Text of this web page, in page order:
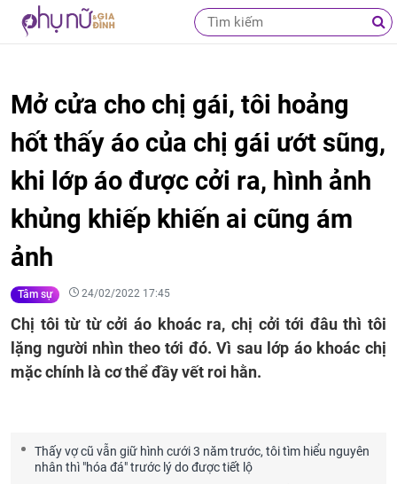
Mở cửa cho chị gái, tôi hoảng
hốt thấy áo của chị gái ướt sũng,
khi lớp áo được cởi ra, hình ảnh
khủng khiếp khiến ai cũng ám
ảnh
Tâm sự 24/02/2022 17:45
Chị tôi từ từ cởi áo khoác ra, chị cởi tới đâu thì tôi
lặng người nhìn theo tới đó. Vì sau lớp áo khoác chị
mặc chính là cơ thể đầy vết roi hằn.
Thấy vợ cũ vẫn giữ hình cưới 3 năm trước, tôi tìm hiểu nguyên
nhân thì "hóa đá" trước lý do được tiết lộ